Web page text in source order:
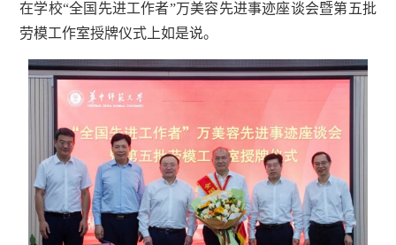
在学校“全国先进工作者”万美容先进事迹座谈会暨第五批
劳模工作室授牌仪式上如是说。